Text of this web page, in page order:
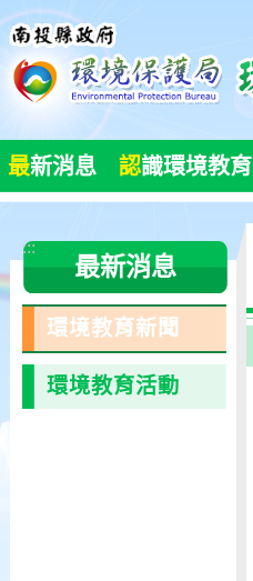
跳
到
主
要
區
塊
最新消息 認識環境教育
:::
最新消息
環境教育新聞
環境教育活動